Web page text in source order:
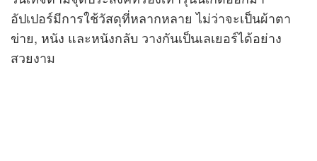
อัปเปอร์มีการใช้วัสดุที่หลากหลาย ไม่ว่าจะเป็นผ้าตา
ข่าย, หนัง และหนังกลับ วางกันเป็นเลเยอร์ได้อย่าง
สวยงาม